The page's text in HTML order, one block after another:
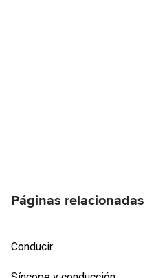
Páginas relacionadas
Conducir